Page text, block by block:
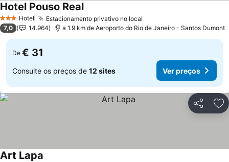
3 EstrelasHotel Estacionamento privativo no local
Hotel Pouso Real
7,0 14.964 a 1.9 km de Aeroporto do Rio de Janeiro - Santos Dumont
De € 31
Consulte os preços de 12 sites Ver preços
Partilhar
Art Lapa